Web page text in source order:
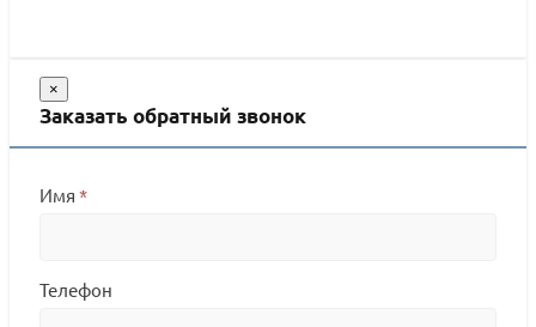
×
Заказать обратный звонок
Имя *
Телефон